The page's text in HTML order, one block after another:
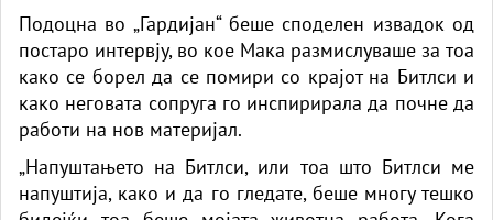
Подоцна во „Гардијан“ беше споделен извадок од
постаро интервју, во кое Мака размислуваше за тоа
како се борел да се помири со крајот на Битлси и
како неговата сопруга го инспирирала да почне да
работи на нов материјал.
„Напуштањето на Битлси, или тоа што Битлси ме
напуштија, како и да го гледате, беше многу тешко